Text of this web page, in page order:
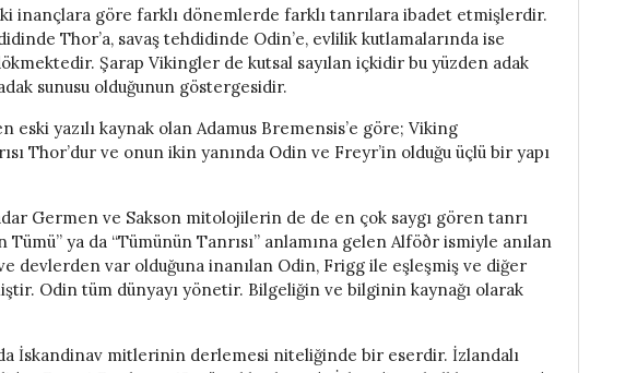
inançlara göre farklı dönemlerde farklı tanrılara ibadet etmişlerdir.
Thor’a, savaş tehdidinde Odin’e, evlilik kutlamalarında ise
Şarap Vikingler de kutsal sayılan içkidir bu yüzden adak
sunusu olduğunun göstergesidir.
yazılı kaynak olan Adamus Bremensis’e göre; Viking
Thor’dur ve onun ikin yanında Odin ve Freyr’in olduğu üçlü bir yapı
Germen ve Sakson mitolojilerin de de en çok saygı gören tanrı
Tümü” ya da “Tümünün Tanrısı” anlamına gelen Alföðr ismiyle anılan
devlerden var olduğuna inanılan Odin, Frigg ile eşleşmiş ve diğer
Odin tüm dünyayı yönetir. Bilgeliğin ve bilginin kaynağı olarak
İskandinav mitlerinin derlemesi niteliğinde bir eserdir. İzlandalı